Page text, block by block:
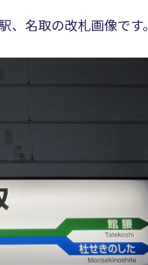
名取の改札画像です。